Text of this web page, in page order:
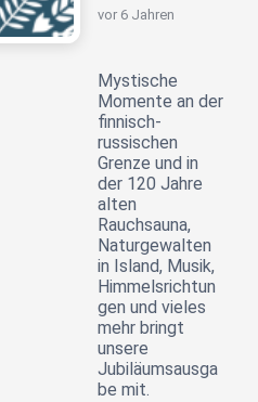
vor 6 Jahren
Mystische
Momente an der
finnisch-
russischen
Grenze und in
der 120 Jahre
alten
Rauchsauna,
Naturgewalten
in Island, Musik,
Himmelsrichtun
gen und vieles
mehr bringt
unsere
Jubiläumsausga
be mit.